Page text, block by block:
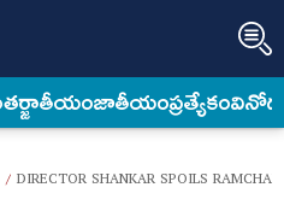
జాతీయంప్రత్యేకం
/ DIRECTOR SHANKAR SPOILS